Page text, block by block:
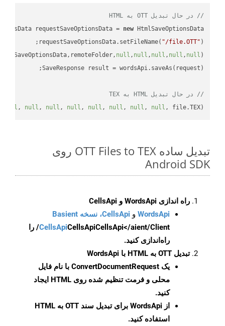
// در حال تبدیل OTT به HTML
requestSaveOptionsData = new
requestSaveOptionsData.setFileName( "/file.OTT"
null , null , null , null , null
// در حال تبدیل HTML به TEX
null , null , null , null , null , null , null , null , file.TEX);
تبدیل ساده OTT Files to TEX روی
Android SDK
راه اندازی WordsApi و CellsApi
WordsApi و CellsApi، نسخه Basient
CellsApiCellsApi
CellsApi</aient/Client/ را
راه‌اندازی کنید.
تبدیل OTT به HTML با WordsApi
یک ConvertDocumentRequest با نام فایل
محلی و فرمت تنظیم شده روی HTML ایجاد
کنید.
از WordsApi برای تبدیل سند OTT به HTML
استفاده کنید.